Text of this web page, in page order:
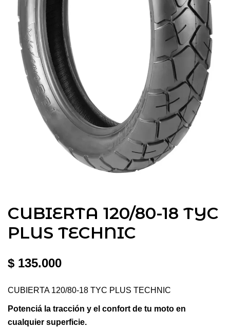
CUBIERTA 120/80-18 TYC
PLUS TECHNIC
$ 135.000
CUBIERTA 120/80-18 TYC PLUS TECHNIC
Potenciá la tracción y el confort de tu moto en
cualquier superficie.